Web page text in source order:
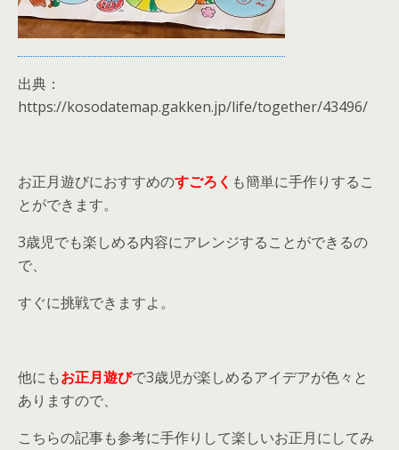
出典：
https://kosodatemap.gakken.jp/life/together/43496/
お正月遊びにおすすめのすごろく も簡単に手作りするこ
とができます。
3歳児でも楽しめる内容にアレンジすることができるの
で、
すぐに挑戦できますよ。
他にもお正月遊びで3歳児が楽しめるアイデアが色々と
ありますので、
こちらの記事も参考に手作りして楽しいお正月にしてみ